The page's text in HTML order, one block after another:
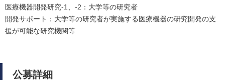
医療機器開発研究-1、-2：大学等の研究者
開発サポート：大学等の研究者が実施する医療機器の研究開発の支
援が可能な研究機関等
公募詳細